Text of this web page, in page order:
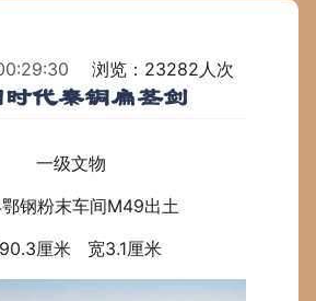
浏览：23282人次
代秦铜扁茎剑
一级文物
钢粉末车间M49出土
厘米 宽3.1厘米